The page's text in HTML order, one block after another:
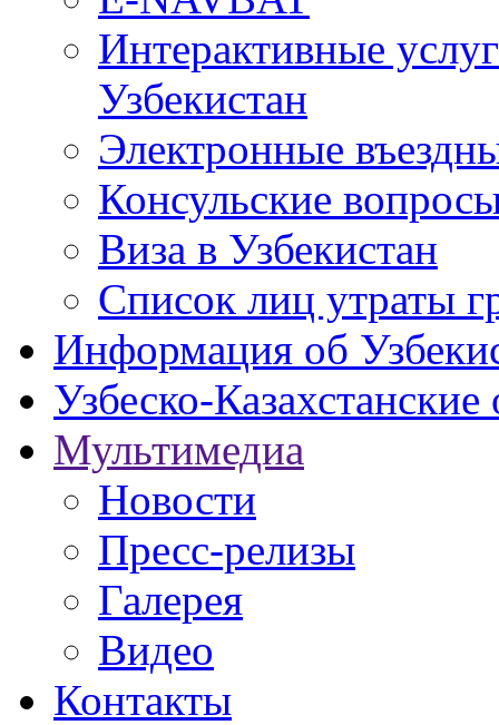
Интерактивные
Узбекистан
Электронные
Консульские
Виза в Узбекистан
Список лиц утраты
Информация об
Узбеско-
Мультимедиа
Новости
Пресс-релизы
Галерея
Видео
Контакты